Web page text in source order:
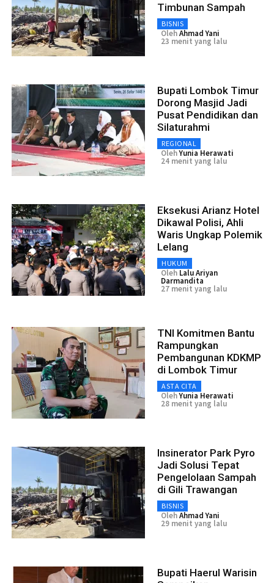
Timbunan Sampah
BISNIS
OlehAhmad Yani
23 menit yang lalu
Bupati Lombok Timur
Dorong Masjid Jadi
Pusat Pendidikan dan
Silaturahmi
REGIONAL
OlehYunia Herawati
24 menit yang lalu
Eksekusi Arianz Hotel
Dikawal Polisi, Ahli
Waris Ungkap Polemik
Lelang
HUKUM
Oleh Lalu Ariyan
Darmandita
27 menit yang lalu
TNI Komitmen Bantu
Rampungkan
Pembangunan KDKMP
di Lombok Timur
ASTA CITA
OlehYunia Herawati
28 menit yang lalu
Insinerator Park Pyro
Jadi Solusi Tepat
Pengelolaan Sampah
di Gili Trawangan
BISNIS
OlehAhmad Yani
29 menit yang lalu
Bupati Haerul Warisin